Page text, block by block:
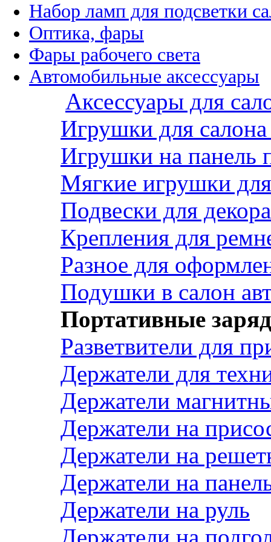
Набор ламп для подсветки
Оптика, фары
Фары рабочего света
Автомобильные аксессуары
Аксессуары для
Игрушки для
Игрушки на панель
Мягкие игрушки
Подвески для декора
Крепления для
Разное для
Подушки в салон
Портативные
Разветвители для
Держатели для
Держатели
Держатели на
Держатели на
Держатели на
Держатели на руль